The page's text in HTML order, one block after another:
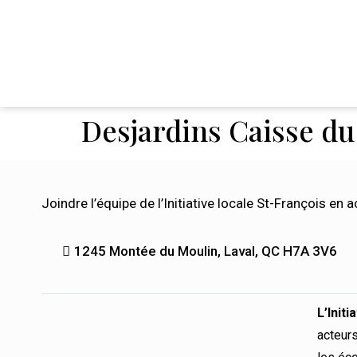
Desjardins Caisse
Joindre l’équipe de l’Initiative locale St-François en
1245 Montée du Moulin, Laval, QC H7A 3V6